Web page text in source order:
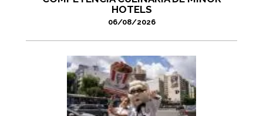
HOTELS
06/08/2026